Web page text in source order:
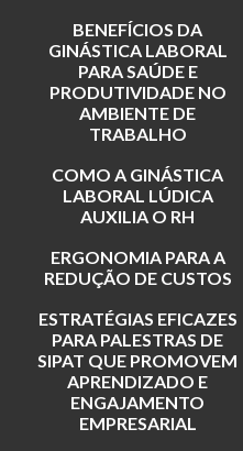
BENEFÍCIOS DA
GINÁSTICA LABORAL
PARA SAÚDE E
PRODUTIVIDADE NO
AMBIENTE DE
TRABALHO
COMO A GINÁSTICA
LABORAL LÚDICA
AUXILIA O RH
ERGONOMIA PARA A
REDUÇÃO DE CUSTOS
ESTRATÉGIAS EFICAZES
PARA PALESTRAS DE
SIPAT QUE PROMOVEM
APRENDIZADO E
ENGAJAMENTO
EMPRESARIAL